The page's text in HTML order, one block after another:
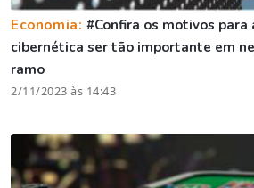
Economia:#Confira os motivos para
cibernética ser tão importante em
ramo
2/11/2023 às 14:43